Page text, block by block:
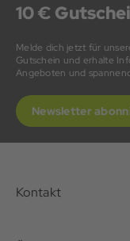
10 €
Melde dich jetzt für
Gutschein und erhalte
Angeboten und
Newsletter
Kontakt